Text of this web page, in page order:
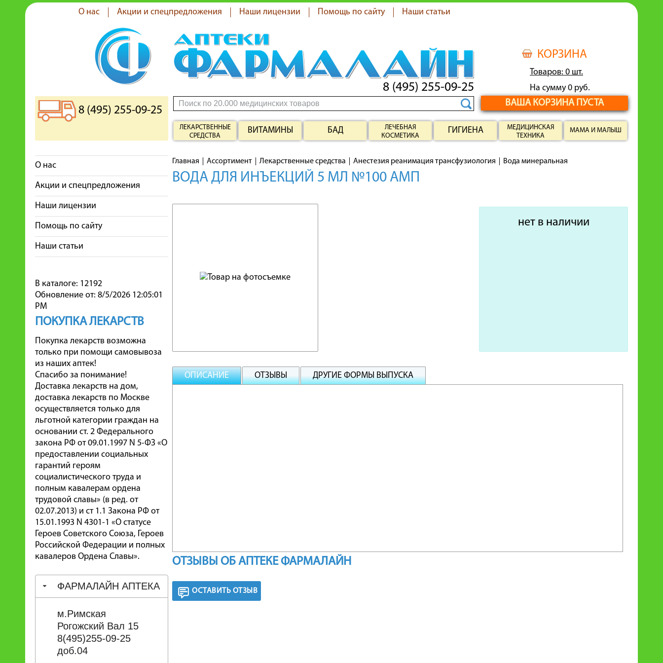
О нас Акции и спецпредложения Наши лицензии Помощь по сайту Наши статьи
КОРЗИНА
Товаров: 0 шт.
На сумму 0 руб.
ВАША КОРЗИНА ПУСТА
8 (495) 255-09-25
8 (495) 255-09-25
ЛЕКАРСТВЕННЫЕ
СРЕДСТВА
ВИТАМИНЫ БАД
ЛЕЧЕБНАЯ
КОСМЕТИКА
ГИГИЕНА
МЕДИЦИНСКАЯ
ТЕХНИКА
МАМА И МАЛЫШ
О нас
Акции и спецпредложения
Наши лицензии
Помощь по сайту
Наши статьи
В каталоге: 12192
Обновление от: 8/5/2026 12:05:01
PM
ПОКУПКА ЛЕКАРСТВ
Покупка лекарств возможна
только при помощи самовывоза
из наших аптек!
Спасибо за понимание!
Доставка лекарств на дом,
доставка лекарств по Москве
осуществляется только для
льготной категории граждан на
основании ст. 2 Федерального
закона РФ от 09.01.1997 N 5-ФЗ «О
предоставлении социальных
гарантий героям
социалистического труда и
полным кавалерам ордена
трудовой славы» (в ред. от
02.07.2013) и ст 1.1 Закона РФ от
15.01.1993 N 4301-1 «О статусе
Героев Советского Союза, Героев
Российской Федерации и полных
кавалеров Ордена Славы».
ФАРМАЛАЙН АПТЕКА
м.Римская
Рогожский Вал 15
8(495)255-09-25
доб.04
Главная Ассортимент Лекарственные средства Анестезия реанимация трансфузиология Вода минеральная
ВОДА ДЛЯ ИНЪЕКЦИЙ 5 МЛ №100 АМП
нет в наличии
ОПИСАНИЕ ОТЗЫВЫ ДРУГИЕ ФОРМЫ ВЫПУСКА
ОТЗЫВЫ ОБ АПТЕКЕ ФАРМАЛАЙН
ОСТАВИТЬ ОТЗЫВ